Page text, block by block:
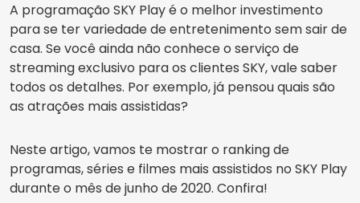
A programação SKY Play é o melhor investimento
para se ter variedade de entretenimento sem sair de
casa. Se você ainda não conhece o serviço de
streaming exclusivo para os clientes SKY, vale saber
todos os detalhes. Por exemplo, já pensou quais são
as atrações mais assistidas?
Neste artigo, vamos te mostrar o ranking de
programas, séries e filmes mais assistidos no SKY Play
durante o mês de junho de 2020. Confira!